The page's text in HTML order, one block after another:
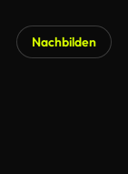
Nachbilden